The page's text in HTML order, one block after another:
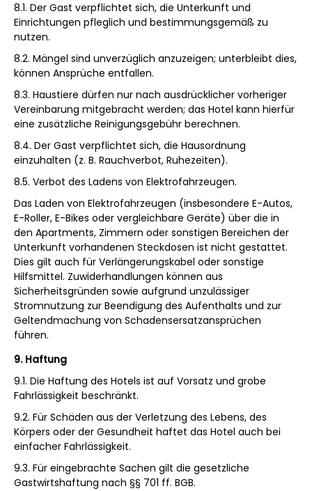
8.1. Der Gast verpflichtet sich, die Unterkunft und
Einrichtungen pfleglich und bestimmungsgemäß zu
nutzen.
8.2. Mängel sind unverzüglich anzuzeigen; unterbleibt dies,
können Ansprüche entfallen.
8.3. Haustiere dürfen nur nach ausdrücklicher vorheriger
Vereinbarung mitgebracht werden; das Hotel kann hierfür
eine zusätzliche Reinigungsgebühr berechnen.
8.4. Der Gast verpflichtet sich, die Hausordnung
einzuhalten (z. B. Rauchverbot, Ruhezeiten).
8.5. Verbot des Ladens von Elektrofahrzeugen.
Das Laden von Elektrofahrzeugen (insbesondere E-Autos,
E-Roller, E-Bikes oder vergleichbare Geräte) über die in
den Apartments, Zimmern oder sonstigen Bereichen der
Unterkunft vorhandenen Steckdosen ist nicht gestattet.
Dies gilt auch für Verlängerungskabel oder sonstige
Hilfsmittel. Zuwiderhandlungen können aus
Sicherheitsgründen sowie aufgrund unzulässiger
Stromnutzung zur Beendigung des Aufenthalts und zur
Geltendmachung von Schadensersatzansprüchen
führen.
9. Haftung
9.1. Die Haftung des Hotels ist auf Vorsatz und grobe
Fahrlässigkeit beschränkt.
9.2. Für Schäden aus der Verletzung des Lebens, des
Körpers oder der Gesundheit haftet das Hotel auch bei
einfacher Fahrlässigkeit.
9.3. Für eingebrachte Sachen gilt die gesetzliche
Gastwirtshaftung nach §§ 701 ff. BGB.